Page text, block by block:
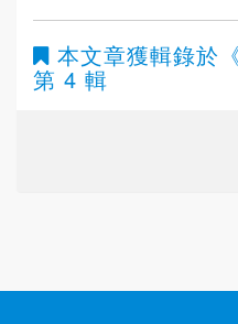
本文章獲輯錄於
第 4 輯